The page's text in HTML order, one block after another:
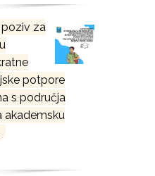
poziv za
potpore
s područja
akademsku